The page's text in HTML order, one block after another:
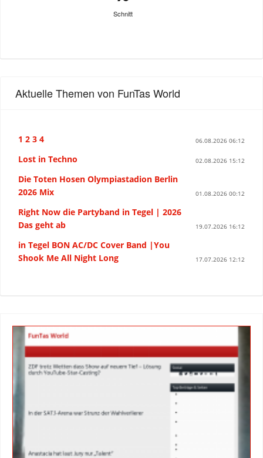
Schnitt
Aktuelle Themen von FunTas World
1 2 3 4 06.08.2026 06:12
Lost in Techno 02.08.2026 15:12
Die Toten Hosen Olympiastadion Berlin
2026 Mix
01.08.2026 00:12
Right Now die Partyband in Tegel | 2026
Das geht ab
19.07.2026 16:12
in Tegel BON AC/DC Cover Band |You
Shook Me All Night Long
17.07.2026 12:12